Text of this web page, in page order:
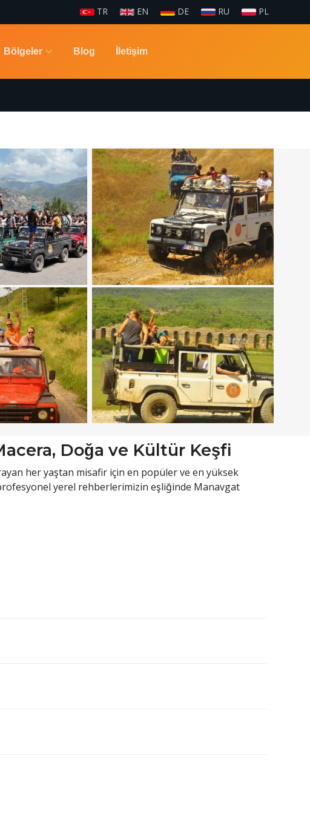
TR EN DE RU PL
Bölgeler Blog İletişim
Doğa ve Kültür Keşfi
her yaştan misafir için en popüler ve en yüksek
yerel rehberlerimizin eşliğinde Manavgat